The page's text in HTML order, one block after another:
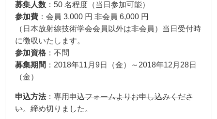
募集人数 ：50 名程度（当日参加可能）
参加費 ：会員 3,000 円 非会員 6,000 円
（日本放射線技術学会会員以外は非会員）当日受付時
に徴収いたします。
参加資格 ：不問
募集期間 ：2018年11月9日（金）～2018年12月28日
（金）
申込方法： 専用申込フォームよりお申し込みくださ
い。締め切りました。